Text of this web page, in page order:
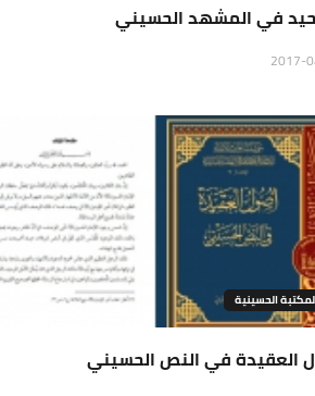
في المشهد الحسيني
الحسينية
العقيدة في النص الحسيني